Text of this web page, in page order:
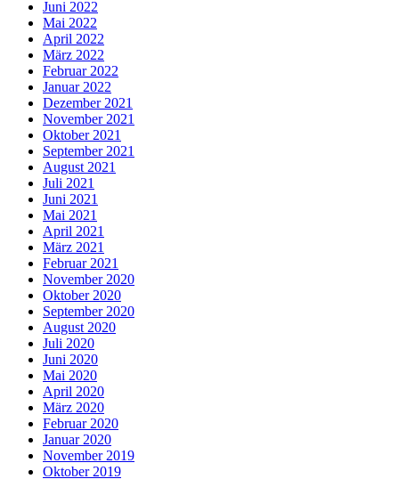
Juni 2022
Mai 2022
April 2022
März 2022
Februar 2022
Januar 2022
Dezember 2021
November 2021
Oktober 2021
September 2021
August 2021
Juli 2021
Juni 2021
Mai 2021
April 2021
März 2021
Februar 2021
November 2020
Oktober 2020
September 2020
August 2020
Juli 2020
Juni 2020
Mai 2020
April 2020
März 2020
Februar 2020
Januar 2020
November 2019
Oktober 2019